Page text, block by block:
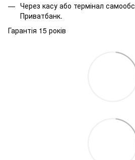
Через касу або термінал
Приватбанк.
Гарантія 15 років